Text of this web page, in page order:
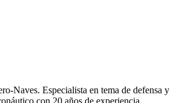
Naves. Especialista en tema de defensa y
con 20 años de experiencia.